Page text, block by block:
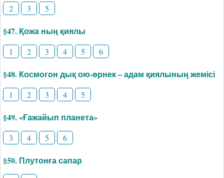
2 3 5
§47. Қожа ның қиялы
1 2 3 4 5 6
§48. Космогон дық ою-өрнек – адам қиялының жемісі
1 2 3 4 5
§49. «Ғажайып планета»
3 4 5 6
§50. Плутонға сапар